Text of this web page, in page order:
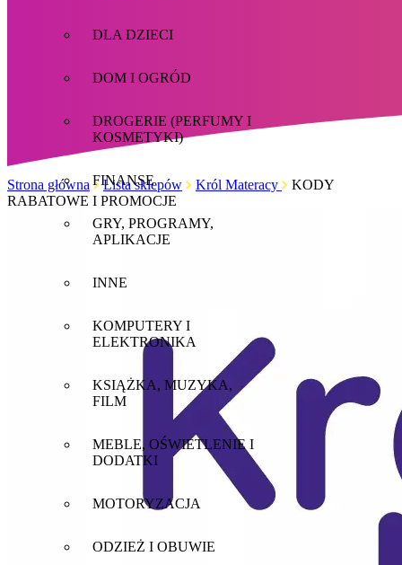
DLA DZIECI
DOM I OGRÓD
DROGERIE (PERFUMY I
KOSMETYKI)
FINANSE
GRY, PROGRAMY,
APLIKACJE
INNE
KOMPUTERY I
ELEKTRONIKA
KSIĄŻKA, MUZYKA,
FILM
MEBLE, OŚWIETLENIE I
DODATKI
MOTORYZACJA
ODZIEŻ I OBUWIE
Strona główna Lista sklepów Król Materacy
KODY
RABATOWE I PROMOCJE